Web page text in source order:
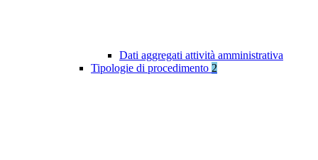
Dati aggregati attività amministrativa
Tipologie di procedimento 2